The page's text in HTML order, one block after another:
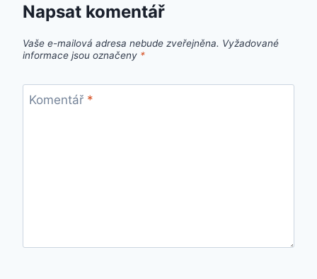
Napsat komentář
Vaše e-mailová adresa nebude zveřejněna. Vyžadované
informace jsou označeny *
Komentář *